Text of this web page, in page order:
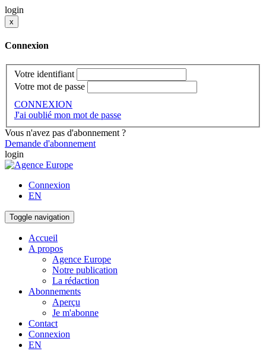
login
x
Connexion
Votre identifiant
Votre mot de passe
CONNEXION
J'ai oublié mon mot de passe
Vous n'avez pas d'abonnement ?
Demande d'abonnement
login
Connexion
EN
Toggle navigation
Accueil
A propos
Agence Europe
Notre publication
La rédaction
Abonnements
Aperçu
Je m'abonne
Contact
Connexion
EN